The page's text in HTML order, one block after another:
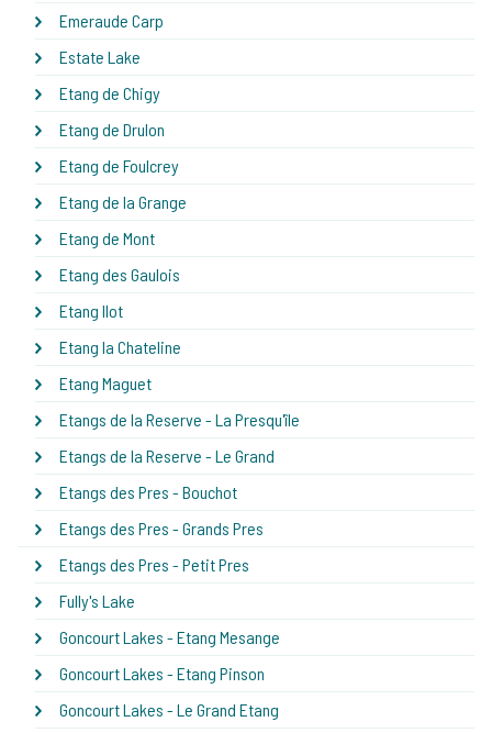
Emeraude Carp
Estate Lake
Etang de Chigy
Etang de Drulon
Etang de Foulcrey
Etang de la Grange
Etang de Mont
Etang des Gaulois
Etang Ilot
Etang la Chateline
Etang Maguet
Etangs de la Reserve - La Presqu'île
Etangs de la Reserve - Le Grand
Etangs des Pres - Bouchot
Etangs des Pres - Grands Pres
Etangs des Pres - Petit Pres
Fully's Lake
Goncourt Lakes - Etang Mesange
Goncourt Lakes - Etang Pinson
Goncourt Lakes - Le Grand Etang